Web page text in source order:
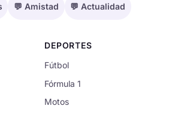
💬 Amistad 💬 Actualidad
DEPORTES
Fútbol
Fórmula 1
Motos